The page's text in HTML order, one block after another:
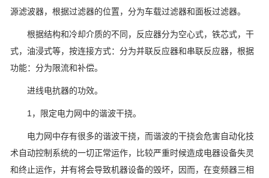
源滤波器，根据过滤器的位置，分为车载过滤器和面板过滤器。
根据结构和冷却介质的不同，反应器分为空心式，铁芯式，干
式，油浸式等，按连接方式：分为并联反应器和串联反应器，根据
功能：分为限流和补偿。
进线电抗器的功效。
1，限定电力网中的谐波干挠。
电力网中存有很多的谐波干挠，而谐波的干挠会危害自动化技
术自动控制系统的一切正常运作，比较严重时候造成电器设备失灵
和终止运作，并有将会导致机器设备的毁坏，因而，在变频器三相